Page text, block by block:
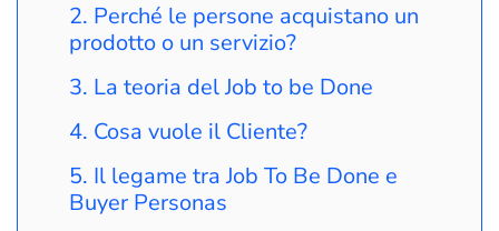
Perché le persone acquistano un
prodotto o un servizio?
La teoria del Job to be Done
Cosa vuole il Cliente?
Il legame tra Job To Be Done e
Buyer Personas